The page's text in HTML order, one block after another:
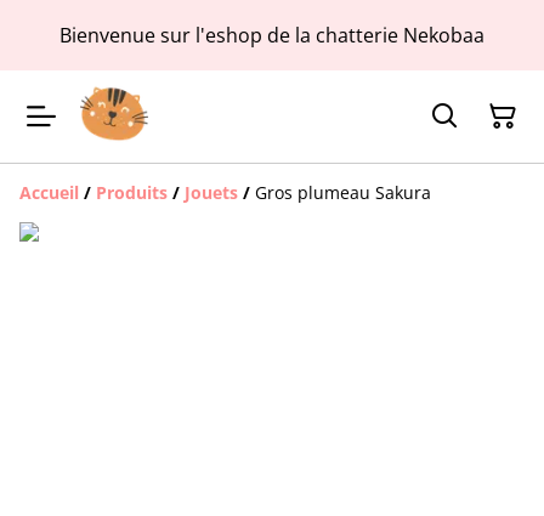
Bienvenue sur l'eshop de la chatterie Nekobaa
Accueil / Produits / Jouets / Gros plumeau Sakura